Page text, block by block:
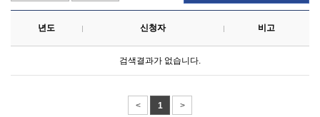
년도 신청자 비고
검색결과가 없습니다.
< 1 >